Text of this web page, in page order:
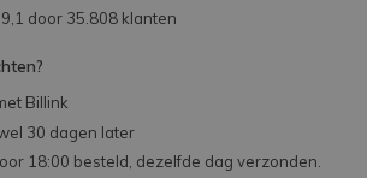
door 35.808 klanten
Billink
30 dagen later
18:00 besteld, dezelfde dag verzonden.